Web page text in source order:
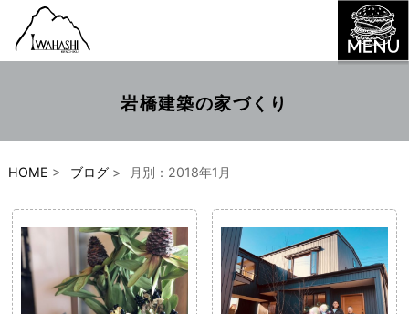
岩橋建築の家づくり
HOME > ブログ> 月別：2018年1月